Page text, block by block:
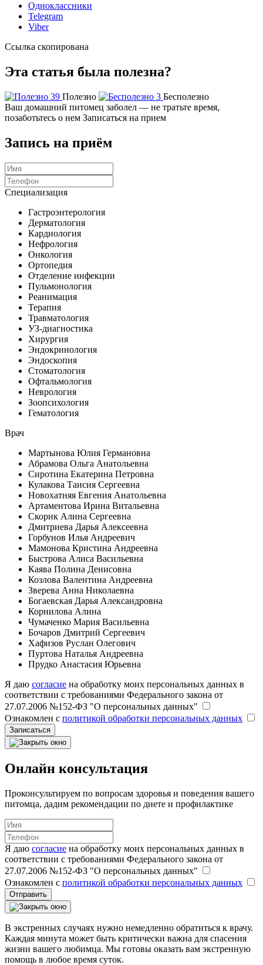
Одноклассники
Telegram
Viber
Ссылка скопирована
Эта статья была полезна?
39 Полезно 3 Бесполезно
Ваш домашний питомец заболел — не тратьте время,
позаботьтесь о нем Записаться на прием
Запись на приём
Специализация
Гастроэнтерология
Дерматология
Кардиология
Нефрология
Онкология
Ортопедия
Отделение инфекции
Пульмонология
Реанимация
Терапия
Травматология
УЗ-диагностика
Хирургия
Эндокринология
Эндоскопия
Стоматология
Офтальмология
Неврология
Зоопсихология
Гематология
Врач
Мартынова Юлия Германовна
Абрамова Ольга Анатольевна
Сиротина Екатерина Петровна
Кулакова Таисия Сергеевна
Новохатняя Евгения Анатольевна
Артаментова Ирина Витальевна
Скорик Алина Сергеевна
Дмитриева Дарья Алексеевна
Горбунов Илья Андреевич
Мамонова Кристина Андреевна
Быстрова Алиса Васильевна
Каява Полина Денисовна
Козлова Валентина Андреевна
Зверева Анна Николаевна
Богаевская Дарья Александровна
Корнилова Алина
Чумаченко Мария Васильевна
Бочаров Дмитрий Сергеевич
Хафизов Руслан Олегович
Пуртова Наталья Андреевна
Прудко Анастасия Юрьевна
Я даю согласие на обработку моих персональных данных в
соответствии с требованиями Федерального закона от
27.07.2006 №152-ФЗ "О персональных данных"
Ознакомлен с политикой обработки персональных данных
Записаться
Онлайн консультация
Проконсультируем по вопросам здоровья и поведения вашего
питомца, дадим рекомендации по диете и профилактике
Я даю согласие на обработку моих персональных данных в
соответствии с требованиями Федерального закона от
27.07.2006 №152-ФЗ "О персональных данных"
Ознакомлен с политикой обработки персональных данных
Отправить
В экстренных случаях нужно немедленно обратиться к врачу.
Каждая минута может быть критически важна для спасения
жизни вашего любимца. Мы готовы оказать вам экстренную
помощь в любое время суток.